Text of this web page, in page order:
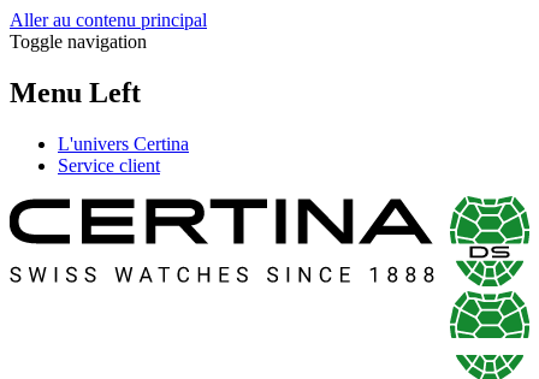
Aller au contenu principal
Toggle navigation
Menu Left
L'univers Certina
Service client